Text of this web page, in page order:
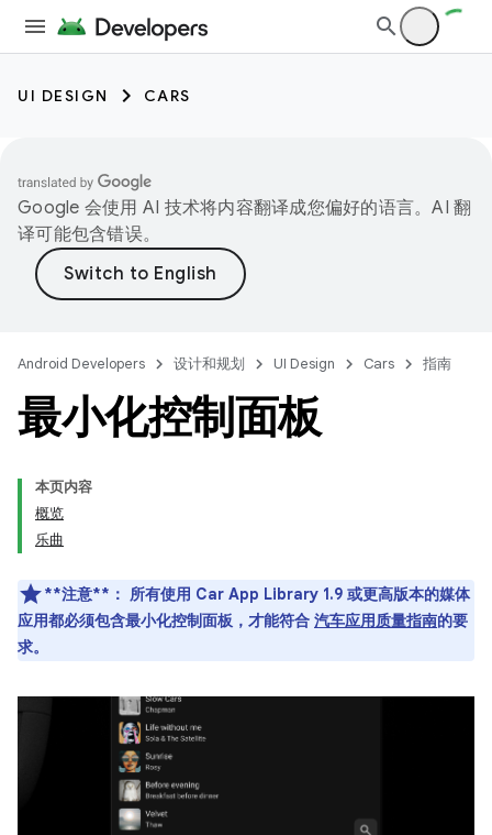
UI DESIGN CARS
Google 会使用 AI 技术将内容翻译成您偏好的语言。AI 翻
译可能包含错误。
Android Developers 设计和规划 UI Design Cars 指南
最小化控制面板
本页内容
概览
乐曲
**注意**： 所有使用 Car App Library 1.9 或更高版本的媒体
应用都必须包含最小化控制面板，才能符合 汽车应用质量指南的要
求。